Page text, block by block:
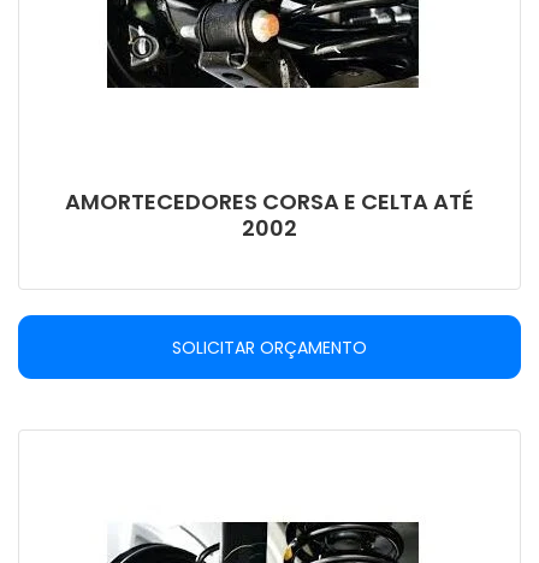
AMORTECEDORES CORSA E CELTA ATÉ
2002
SOLICITAR ORÇAMENTO